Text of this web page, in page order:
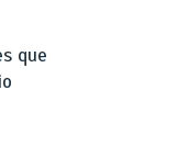
que